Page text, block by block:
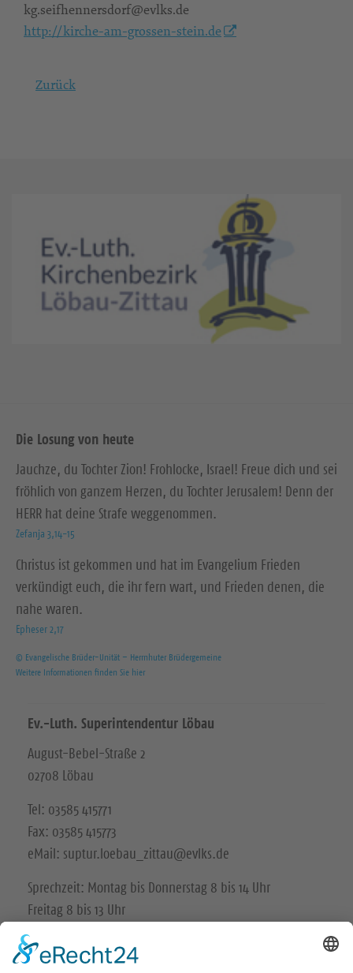
kg.seifhennersdorf@evlks.de
http://kirche-am-grossen-stein.de
Zurück
Die Losung von heute
Jauchze, du Tochter Zion! Frohlocke, Israel! Freue dich und sei
fröhlich von ganzem Herzen, du Tochter Jerusalem! Denn der
HERR hat deine Strafe weggenommen.
Zefanja 3,14-15
Christus ist gekommen und hat im Evangelium Frieden
verkündigt euch, die ihr fern wart, und Frieden denen, die
nahe waren.
Epheser 2,17
© Evangelische Brüder-Unität – Herrnhuter Brüdergemeine
Weitere Informationen finden Sie hier
Ev.-Luth. Superintendentur Löbau
August-Bebel-Straße 2
02708 Löbau
Tel: 03585 415771
Fax: 03585 415773
eMail: suptur.loebau_zittau@evlks.de
Sprechzeit: Montag bis Donnerstag 8 bis 14 Uhr
Freitag 8 bis 13 Uhr